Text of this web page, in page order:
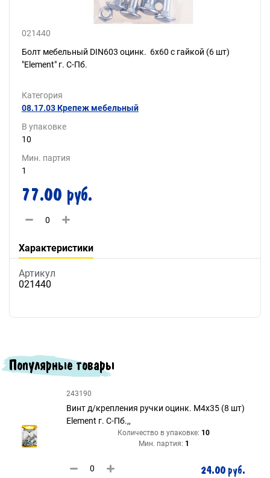
021440
Болт мебельный DIN603 оцинк. 6х60 с гайкой (6 шт)
"Element" г. С-Пб.
Категория
08.17.03 Крепеж мебельный
В упаковке
10
Мин. партия
1
77.00 руб.
Характеристики
Артикул
021440
Популярные товары
243190
Винт д/крепления ручки оцинк. М4х35 (8 шт)
Element г. С-Пб.,,
Количество в упаковке: 10
Мин. партия: 1
24.00 руб.